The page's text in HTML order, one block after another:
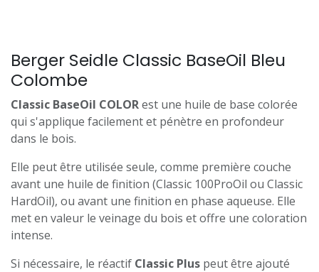
Berger Seidle Classic BaseOil Bleu
Colombe
Classic BaseOil COLORest une huile de base colorée
qui s'applique facilement et pénètre en profondeur
dans le bois.
Elle peut être utilisée seule, comme première couche
avant une huile de finition (Classic 100ProOil ou Classic
HardOil), ou avant une finition en phase aqueuse. Elle
met en valeur le veinage du bois et offre une coloration
intense.
Si nécessaire, le réactif Classic Plus peut être ajouté